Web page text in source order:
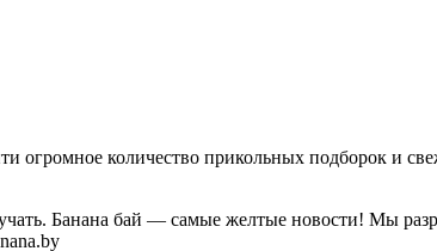
огромное количество прикольных подборок и
Банана бай — самые желтые новости! Мы